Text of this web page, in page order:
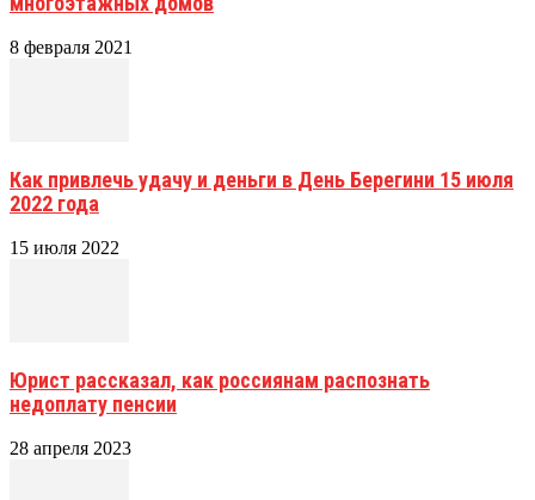
8 февраля 2021
Как привлечь удачу и деньги в День Берегини 15 июля
2022 года
15 июля 2022
Юрист рассказал, как россиянам распознать
недоплату пенсии
28 апреля 2023